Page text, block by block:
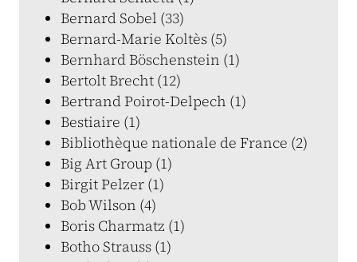
Bernard Sobel (33)
Bernard-Marie Koltès (5)
Bernhard Böschenstein (1)
Bertolt Brecht (12)
Bertrand Poirot-Delpech (1)
Bestiaire (1)
Bibliothèque nationale de France (2)
Big Art Group (1)
Birgit Pelzer (1)
Bob Wilson (4)
Boris Charmatz (1)
Botho Strauss (1)